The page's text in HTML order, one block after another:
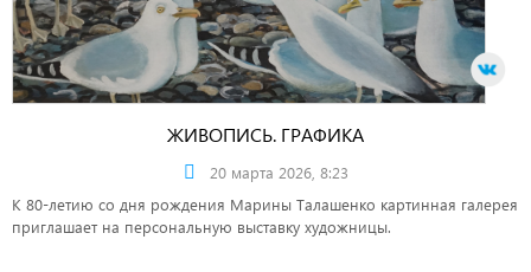
ЖИВОПИСЬ. ГРАФИКА
20 марта 2026, 8:23
К 80-летию со дня рождения Марины Талашенко картинная галерея
приглашает на персональную выставку художницы.